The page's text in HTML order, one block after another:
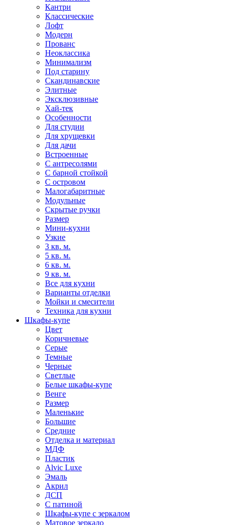
Кантри
Классические
Лофт
Модерн
Прованс
Неоклассика
Минимализм
Под старину
Скандинавские
Элитные
Эксклюзивные
Хай-тек
Особенности
Для студии
Для хрущевки
Для дачи
Встроенные
С антресолями
С барной стойкой
С островом
Малогабаритные
Модульные
Скрытые ручки
Размер
Мини-кухни
Узкие
3 кв. м.
5 кв. м.
6 кв. м.
9 кв. м.
Все для кухни
Варианты отделки
Мойки и смесители
Техника для кухни
Шкафы-купе
Цвет
Коричневые
Серые
Темные
Черные
Светлые
Белые шкафы-купе
Венге
Размер
Маленькие
Большие
Средние
Отделка и материал
МДФ
Пластик
Alvic Luxe
Эмаль
Акрил
ДСП
С патиной
Шкафы-купе с зеркалом
Матовое зеркало